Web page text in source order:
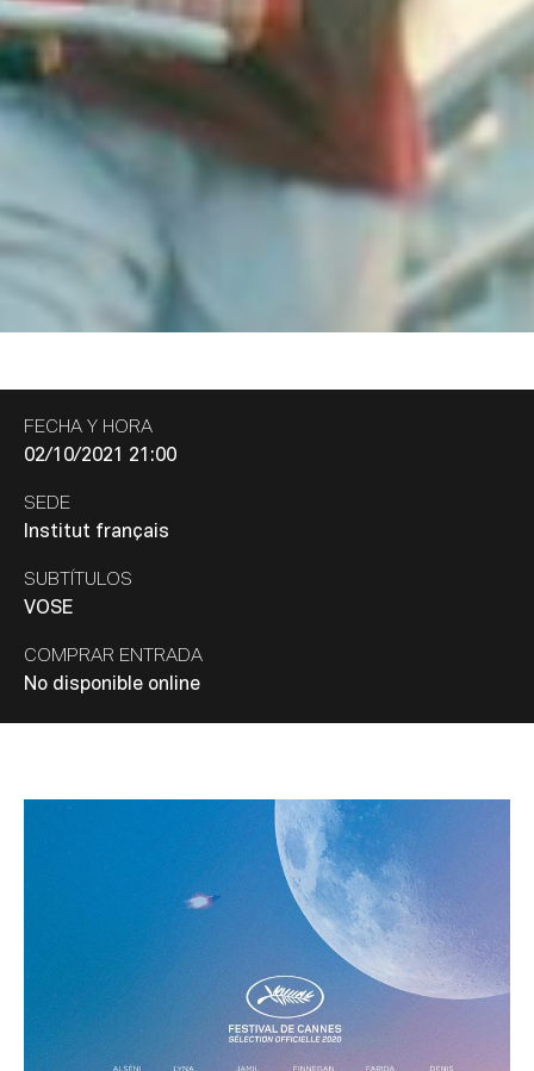
FECHA Y HORA
02/10/2021 21:00
SEDE
Institut français
SUBTÍTULOS
VOSE
COMPRAR ENTRADA
No disponible online